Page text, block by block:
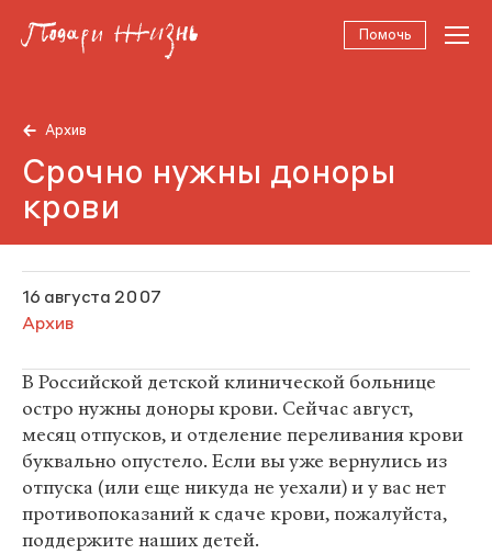
Помочь
Архив
Срочно нужны доноры
крови
16 августа 2007
Архив
В Российской детской клинической больнице
остро нужны доноры крови. Сейчас август,
месяц отпусков, и отделение переливания крови
буквально опустело. Если вы уже вернулись из
отпуска (или еще никуда не уехали) и у вас нет
противопоказаний к сдаче крови, пожалуйста,
поддержите наших детей.